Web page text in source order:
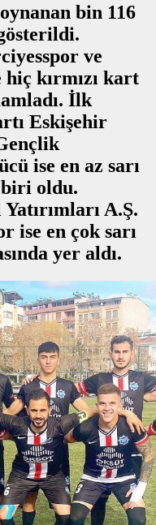
bin 116
ve
kırmızı kart
İlk
Eskişehir
ise en az sarı
oldu.
A.Ş.
ise en çok sarı
yer aldı.